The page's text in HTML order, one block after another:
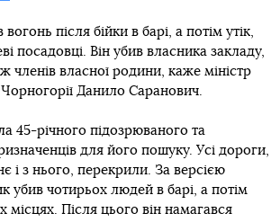
після бійки в барі, а потім утік,
посадовці. Він убив власника закладу,
членів власної родини, каже міністр
Данило Саранович.
45-річного підозрюваного та
для його пошуку. Усі дороги,
і з нього, перекрили. За версією
убив чотирьох людей в барі, а потім
місцях. Після цього він намагався